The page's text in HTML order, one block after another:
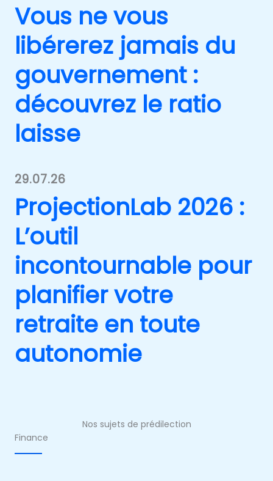
Vous ne vous
libérerez jamais du
gouvernement :
découvrez le ratio
laisse
29.07.26
ProjectionLab 2026 :
L’outil
incontournable pour
planifier votre
retraite en toute
autonomie
Nos sujets de prédilection
Finance